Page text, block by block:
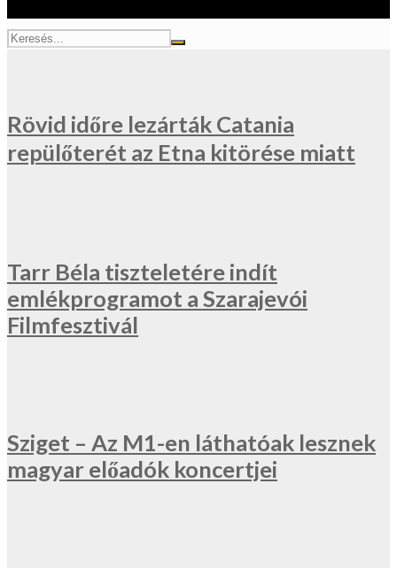
Rövid időre lezárták Catania
repülőterét az Etna kitörése miatt
Tarr Béla tiszteletére indít
emlékprogramot a Szarajevói
Filmfesztivál
Sziget – Az M1-en láthatóak lesznek
magyar előadók koncertjei